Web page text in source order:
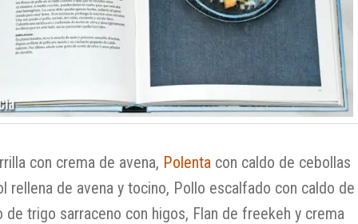
con crema de avena, Polenta con caldo de cebollas
rellena de avena y tocino, Pollo escalfado con caldo de
de trigo sarraceno con higos, Flan de freekeh y crema